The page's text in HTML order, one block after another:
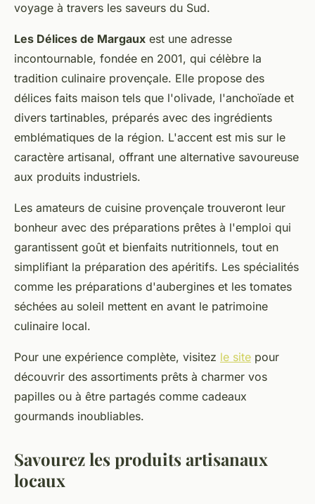
voyage à travers les saveurs du Sud.
Les Délices de Margaux est une adresse
incontournable, fondée en 2001, qui célèbre la
tradition culinaire provençale. Elle propose des
délices faits maison tels que l'olivade, l'anchoïade et
divers tartinables, préparés avec des ingrédients
emblématiques de la région. L'accent est mis sur le
caractère artisanal, offrant une alternative savoureuse
aux produits industriels.
Les amateurs de cuisine provençale trouveront leur
bonheur avec des préparations prêtes à l'emploi qui
garantissent goût et bienfaits nutritionnels, tout en
simplifiant la préparation des apéritifs. Les spécialités
comme les préparations d'aubergines et les tomates
séchées au soleil mettent en avant le patrimoine
culinaire local.
Pour une expérience complète, visitez le site pour
découvrir des assortiments prêts à charmer vos
papilles ou à être partagés comme cadeaux
gourmands inoubliables.
Savourez les produits artisanaux
locaux